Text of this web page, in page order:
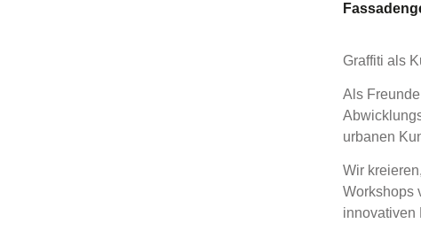
Graffiti als
Als
urbanen
Wir
Workshops
innovativen